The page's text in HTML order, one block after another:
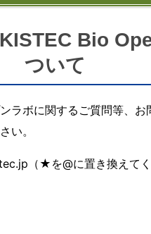
Bio
ついて
ボに関するご質問等、お
い。
（★を@に置き換えてく